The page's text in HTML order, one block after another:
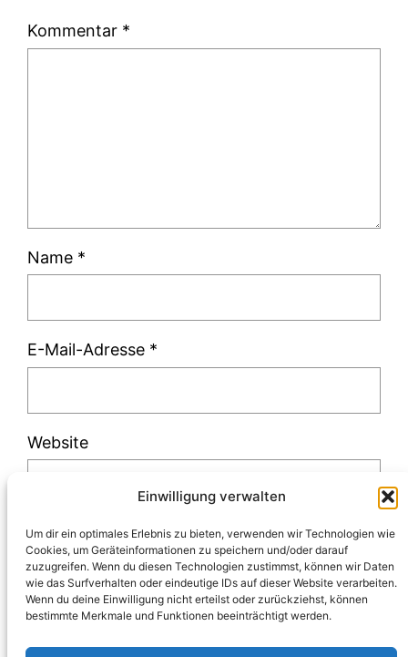
Einwilligung verwalten
Um dir ein optimales Erlebnis zu bieten, verwenden wir Technologien wie
Cookies, um Geräteinformationen zu speichern und/oder darauf
zuzugreifen. Wenn du diesen Technologien zustimmst, können wir Daten
wie das Surfverhalten oder eindeutige IDs auf dieser Website verarbeiten.
Wenn du deine Einwilligung nicht erteilst oder zurückziehst, können
bestimmte Merkmale und Funktionen beeinträchtigt werden.
Kommentar *
Name *
E-Mail-Adresse *
Website
Diese Website verwendet Akismet, um Spam
zu reduzieren.Erfahre, wie deine
Kommentardaten verarbeitet werden.